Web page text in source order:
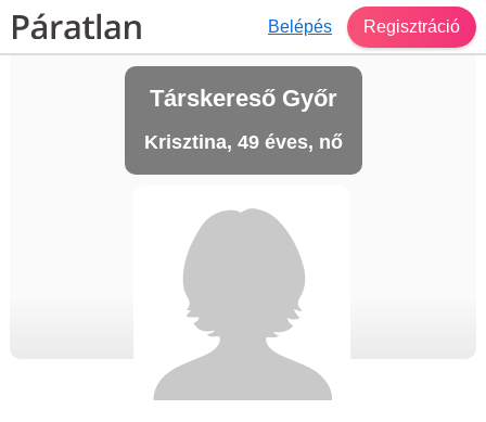
Belépés Regisztráció
Társkereső Győr
Krisztina, 49 éves, nő